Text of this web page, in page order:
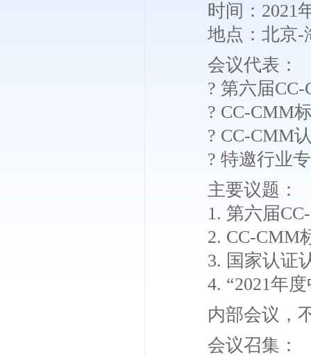
时间：2021
地点：北京-
会议代表：
? 第六届
? CC-CMM
? CC-CMM
? 特邀行业
主要议题：
1. 第六届
2. CC-CMM
3. 国家认证
4. “2021年
内部会议，
会议召集：